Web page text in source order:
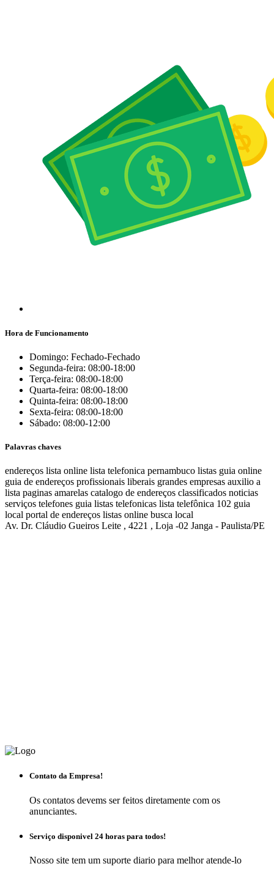
Hora de Funcionamento
Domingo: Fechado-Fechado
Segunda-feira: 08:00-18:00
Terça-feira: 08:00-18:00
Quarta-feira: 08:00-18:00
Quinta-feira: 08:00-18:00
Sexta-feira: 08:00-18:00
Sábado: 08:00-12:00
Palavras chaves
endereços lista online lista telefonica pernambuco listas guia online
guia de endereços profissionais liberais grandes empresas auxilio a
lista paginas amarelas catalogo de endereços classificados noticias
serviços telefones guia listas telefonicas lista telefônica 102 guia
local portal de endereços listas online busca local
Av. Dr. Cláudio Gueiros Leite , 4221 , Loja -02 Janga - Paulista/PE
Contato da Empresa!
Os contatos devems ser feitos diretamente com os
anunciantes.
Serviço disponivel 24 horas para todos!
Nosso site tem um suporte diario para melhor atende-lo